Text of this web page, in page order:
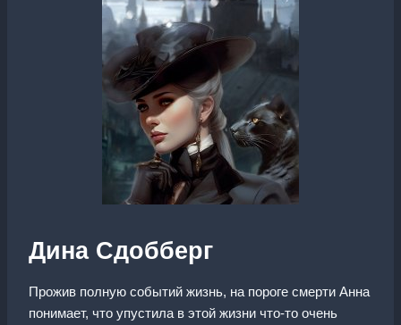
Дина Сдобберг
Прожив полную событий жизнь, на пороге смерти Анна
понимает, что упустила в этой жизни что-то очень